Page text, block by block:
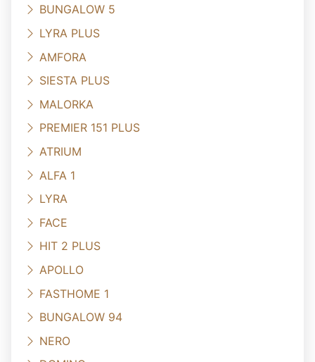
BUNGALOW 5
LYRA PLUS
AMFORA
SIESTA PLUS
MALORKA
PREMIER 151 PLUS
ATRIUM
ALFA 1
LYRA
FACE
HIT 2 PLUS
APOLLO
FASTHOME 1
BUNGALOW 94
NERO